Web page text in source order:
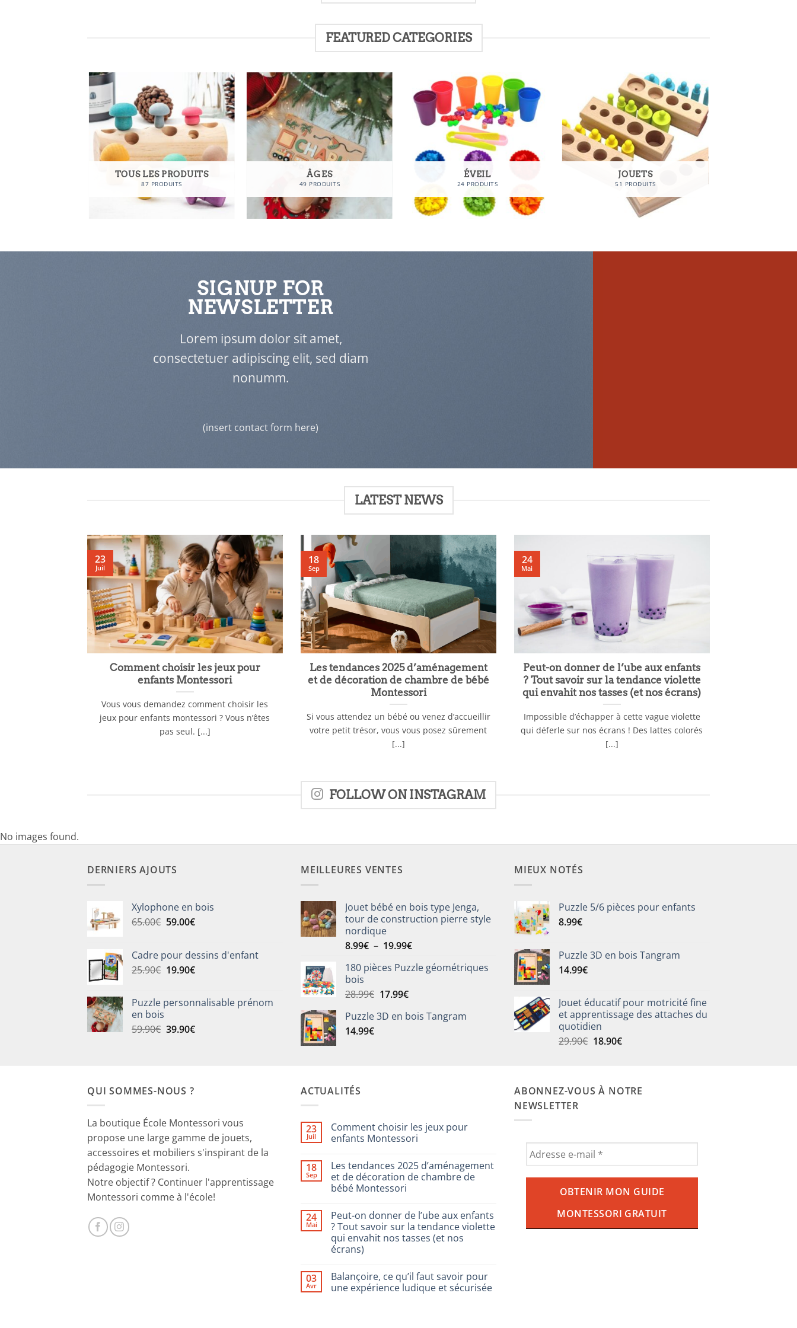
FEATURED CATEGORIES
TOUS LES PRODUITS
87 PRODUITS
ÂGES
49 PRODUITS
ÉVEIL
24 PRODUITS
JOUETS
51 PRODUITS
SIGNUP FOR
NEWSLETTER
Lorem ipsum dolor sit amet,
consectetuer adipiscing elit, sed diam
nonumm.
(insert contact form here)
LATEST NEWS
Comment choisir les jeux pour
enfants Montessori
Vous vous demandez comment choisir les
jeux pour enfants montessori ? Vous n’êtes
pas seul. [...]
23
Juil
Les tendances 2025 d’aménagement
et de décoration de chambre de bébé
Montessori
Si vous attendez un bébé ou venez d’accueillir
votre petit trésor, vous vous posez sûrement
[...]
18
Sep
Peut-on donner de l’ube aux enfants
? Tout savoir sur la tendance violette
qui envahit nos tasses (et nos écrans)
Impossible d’échapper à cette vague violette
qui déferle sur nos écrans ! Des lattes colorés
[...]
24
Mai
FOLLOW ON INSTAGRAM
No images found.
DERNIERS AJOUTS
Xylophone en bois
65.00€ Le
était :
65.00€.
59.00€Le
est :
59.00€.
Cadre pour dessins d'enfant
25.90€ Le
était :
19.90€Le
est :
Puzzle personnalisable prénom
en bois
59.90€ Le
39.90€Le
MEILLEURES VENTES
Jouet bébé en bois type Jenga,
tour de construction pierre style
nordique
8.99€ – 19.99€Plage
prix :
180 pièces Puzzle géométriques
bois
28.99€ Le
initial
17.99€Le
actuel
Puzzle 3D en bois Tangram
14.99€
MIEUX NOTÉS
Puzzle 5/6 pièces pour enfants
8.99€
Puzzle 3D en bois Tangram
14.99€
Jouet éducatif pour motricité fine
et apprentissage des attaches du
quotidien
29.90€ Le
29.90€.
18.90€Le
18.90€.
QUI SOMMES-NOUS ?
La boutique École Montessori vous
propose une large gamme de jouets,
accessoires et mobiliers s'inspirant de la
pédagogie Montessori.
Notre objectif ? Continuer l'apprentissage
Montessori comme à l'école!
ACTUALITÉS
23
Juil
Comment choisir les jeux pour
enfants Montessori
sur
Comment
choisir
les
enfants
Montessori
18
Sep
Les tendances 2025 d’aménagement
et de décoration de chambre de
bébé Montessori
sur
Les
tendances
2025
d’aménagement
et
de
chambre
de
24
Mai
Peut-on donner de l’ube aux enfants
? Tout savoir sur la tendance violette
qui envahit nos tasses (et nos
écrans)
sur
Peut-
on
03
Avr
Balançoire, ce qu’il faut savoir pour
une expérience ludique et sécurisée
ABONNEZ-VOUS À NOTRE
NEWSLETTER